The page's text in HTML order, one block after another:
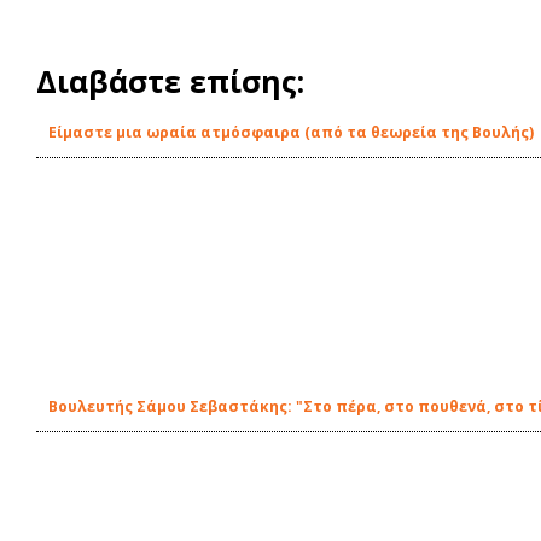
Διαβάστε επίσης:
Είμαστε μια ωραία ατμόσφαιρα (από τα θεωρεία της Βουλής)
Βουλευτής Σάμου Σεβαστάκης: "Στο πέρα, στο πουθενά, στο